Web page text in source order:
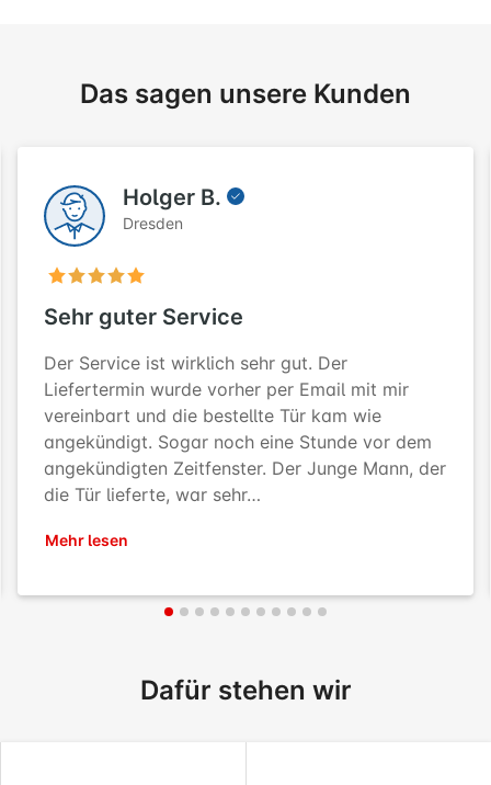
Das sagen unsere Kunden
Holger B.
Dresden
Sehr guter Service
Der Service ist wirklich sehr gut. Der
Liefertermin wurde vorher per Email mit mir
vereinbart und die bestellte Tür kam wie
angekündigt. Sogar noch eine Stunde vor dem
angekündigten Zeitfenster. Der Junge Mann, der
die Tür lieferte, war sehr…
Mehr lesen
Dafür stehen wir